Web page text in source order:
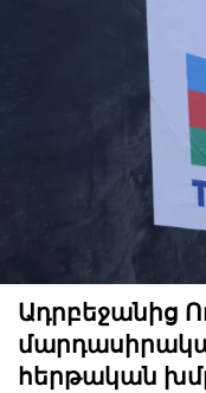
Ադրբեջանից
հերթական